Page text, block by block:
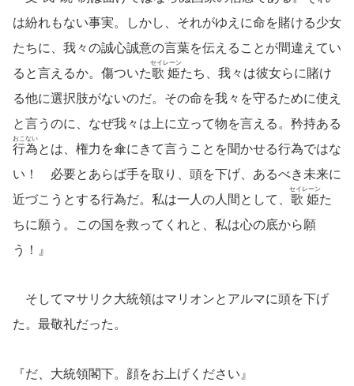
は紛れもない事実。しかし、それがゆえに命を賭ける少女
たちに、我々の誠心誠意の言葉を伝えることが間違えてい
ると言えるか。傷ついた歌姫
セイレーン
たち、我々は彼女らに賭け
る他に選択肢がないのだ。その命を我々を守るために使え
と言うのに、なぜ我々は上に立って物を言える。矜持ある
行為
おこない
とは、権力を傘にきて言うことを聞かせる行為ではな
い！ 必要とあらば手を取り、頭を下げ、あるべき未来に
近づこうとする行為だ。私は一人の人間として、 歌姫
セイレーン
た
ちに願う。この国を救ってくれと、私は心の底から願
う！』
そしてマサリク大統領はマリオンとアルマに頭を下げ
た。最敬礼だった。
『だ、大統領閣下。顔をお上げください』